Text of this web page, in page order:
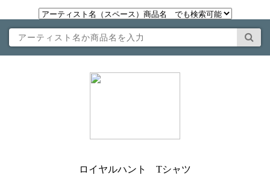
ロイヤルハント Tシャツ